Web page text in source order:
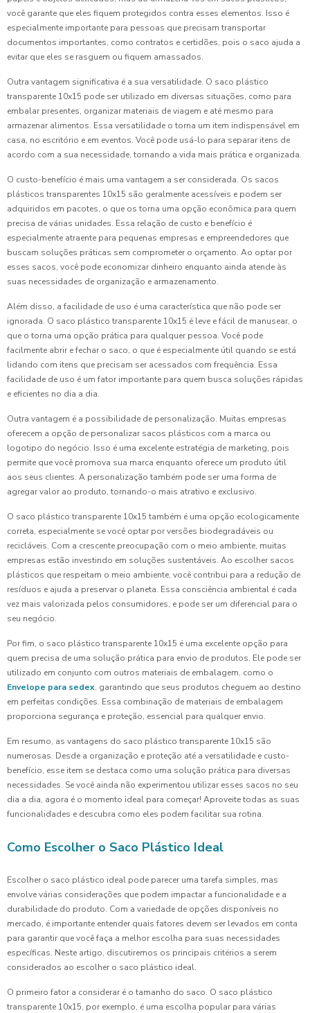
você garante que eles fiquem protegidos contra esses elementos. Isso é
especialmente importante para pessoas que precisam transportar
documentos importantes, como contratos e certidões, pois o saco ajuda a
evitar que eles se rasguem ou fiquem amassados.
Outra vantagem significativa é a sua versatilidade. O saco plástico
transparente 10x15 pode ser utilizado em diversas situações, como para
embalar presentes, organizar materiais de viagem e até mesmo para
armazenar alimentos. Essa versatilidade o torna um item indispensável em
casa, no escritório e em eventos. Você pode usá-lo para separar itens de
acordo com a sua necessidade, tornando a vida mais prática e organizada.
O custo-benefício é mais uma vantagem a ser considerada. Os sacos
plásticos transparentes 10x15 são geralmente acessíveis e podem ser
adquiridos em pacotes, o que os torna uma opção econômica para quem
precisa de várias unidades. Essa relação de custo e benefício é
especialmente atraente para pequenas empresas e empreendedores que
buscam soluções práticas sem comprometer o orçamento. Ao optar por
esses sacos, você pode economizar dinheiro enquanto ainda atende às
suas necessidades de organização e armazenamento.
Além disso, a facilidade de uso é uma característica que não pode ser
ignorada. O saco plástico transparente 10x15 é leve e fácil de manusear, o
que o torna uma opção prática para qualquer pessoa. Você pode
facilmente abrir e fechar o saco, o que é especialmente útil quando se está
lidando com itens que precisam ser acessados com frequência. Essa
facilidade de uso é um fator importante para quem busca soluções rápidas
e eficientes no dia a dia.
Outra vantagem é a possibilidade de personalização. Muitas empresas
oferecem a opção de personalizar sacos plásticos com a marca ou
logotipo do negócio. Isso é uma excelente estratégia de marketing, pois
permite que você promova sua marca enquanto oferece um produto útil
aos seus clientes. A personalização também pode ser uma forma de
agregar valor ao produto, tornando-o mais atrativo e exclusivo.
O saco plástico transparente 10x15 também é uma opção ecologicamente
correta, especialmente se você optar por versões biodegradáveis ou
recicláveis. Com a crescente preocupação com o meio ambiente, muitas
empresas estão investindo em soluções sustentáveis. Ao escolher sacos
plásticos que respeitam o meio ambiente, você contribui para a redução de
resíduos e ajuda a preservar o planeta. Essa consciência ambiental é cada
vez mais valorizada pelos consumidores, e pode ser um diferencial para o
seu negócio.
Por fim, o saco plástico transparente 10x15 é uma excelente opção para
quem precisa de uma solução prática para envio de produtos. Ele pode ser
utilizado em conjunto com outros materiais de embalagem, como o
Envelope para sedex, garantindo que seus produtos cheguem ao destino
em perfeitas condições. Essa combinação de materiais de embalagem
proporciona segurança e proteção, essencial para qualquer envio.
Em resumo, as vantagens do saco plástico transparente 10x15 são
numerosas. Desde a organização e proteção até a versatilidade e custo-
benefício, esse item se destaca como uma solução prática para diversas
necessidades. Se você ainda não experimentou utilizar esses sacos no seu
dia a dia, agora é o momento ideal para começar! Aproveite todas as suas
funcionalidades e descubra como eles podem facilitar sua rotina.
Como Escolher o Saco Plástico Ideal
Escolher o saco plástico ideal pode parecer uma tarefa simples, mas
envolve várias considerações que podem impactar a funcionalidade e a
durabilidade do produto. Com a variedade de opções disponíveis no
mercado, é importante entender quais fatores devem ser levados em conta
para garantir que você faça a melhor escolha para suas necessidades
específicas. Neste artigo, discutiremos os principais critérios a serem
considerados ao escolher o saco plástico ideal.
O primeiro fator a considerar é o tamanho do saco. O saco plástico
transparente 10x15, por exemplo, é uma escolha popular para várias